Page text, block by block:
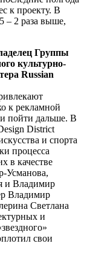
к проекту. В
– 2 раза выше,
Группы
культурно-
Russian
к рекламной
пойти дальше. В
District
и спорта
процесса
в качестве
Усманова,
и Владимир
Владимир
Светлана
и
свои